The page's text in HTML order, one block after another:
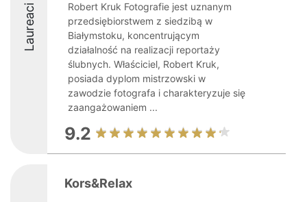
Laureaci
Robert Kruk Fotografie jest uznanym
przedsiębiorstwem z siedzibą w
Białymstoku, koncentrującym
działalność na realizacji reportaży
ślubnych. Właściciel, Robert Kruk,
posiada dyplom mistrzowski w
zawodzie fotografa i charakteryzuje się
zaangażowaniem ...
9.2
Kors&Relax